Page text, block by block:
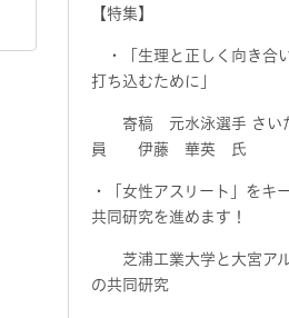
【特集】
・「生理と正しく向き合
打ち込むために」
寄稿 元水泳選手 さい
員 伊藤 華英 氏
・「女性アスリート」をキ
共同研究を進めます！
芝浦工業大学と大宮アル
の共同研究